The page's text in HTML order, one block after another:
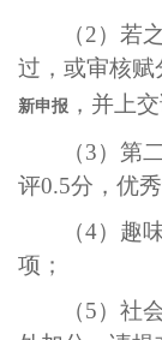
（2）若
过，或审核
新申报 ，并上
（3）第
评0.5分，优
（4）趣
项；
（5）社